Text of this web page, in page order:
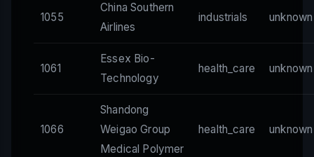
1055
China Southern
Airlines
industrials unknown
1061
Essex Bio-
Technology
health_care unknown
1066
Shandong
Weigao Group
Medical Polymer
health_care unknown